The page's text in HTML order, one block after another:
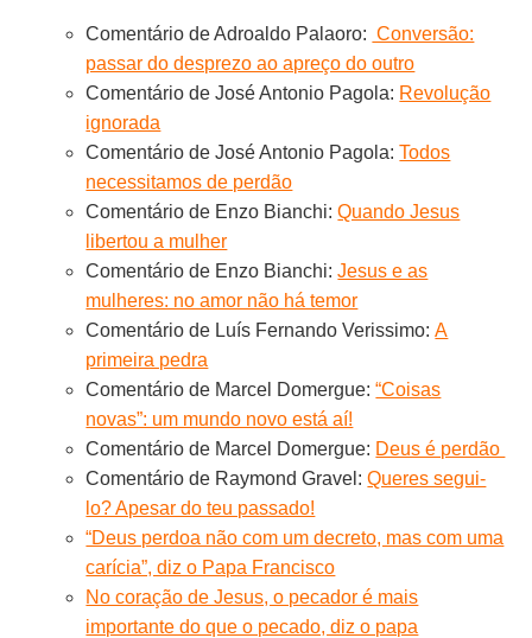
Comentário de Adroaldo Palaoro: Conversão:
passar do desprezo ao apreço do outro
Comentário de José Antonio Pagola: Revolução
ignorada
Comentário de José Antonio Pagola:Todos
necessitamos de perdão
Comentário de Enzo Bianchi:Quando Jesus
libertou a mulher
Comentário de Enzo Bianchi:Jesus e as
mulheres: no amor não há temor
Comentário de Luís Fernando Verissimo:A
primeira pedra
Comentário de Marcel Domergue:“Coisas
novas”: um mundo novo está aí!
Comentário de Marcel Domergue: Deus é perdão
Comentário de Raymond Gravel:Queres segui-
lo? Apesar do teu passado!
“Deus perdoa não com um decreto, mas com uma
carícia”, diz o Papa Francisco
No coração de Jesus, o pecador é mais
importante do que o pecado, diz o papa